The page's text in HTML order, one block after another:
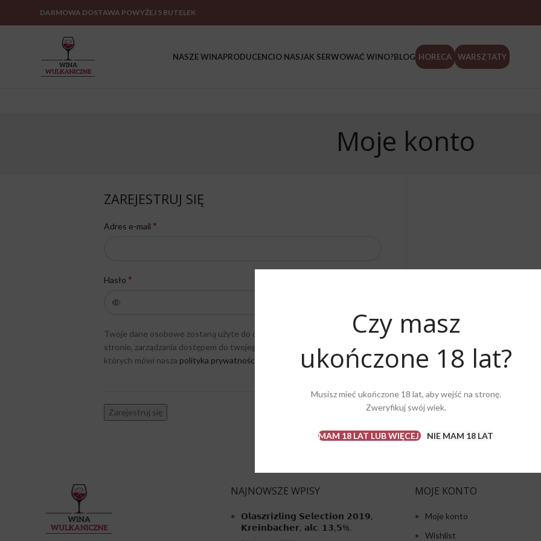
Czy masz
ukończone 18 lat?
Musisz mieć ukończone 18 lat, aby wejść na stronę.
Zweryfikuj swój wiek.
MAM 18 LAT LUB WIĘCEJ NIE MAM 18 LAT
DARMOWA DOSTAWA POWYŻEJ 5 BUTELEK
NASZE WINAPRODUCENCIO NASJAK SERWOWAĆ WINO?BLOG HORECA WARSZTATY
Moje konto
ZAREJESTRUJ SIĘ
Adres e-mail *
Hasło *
Twoje dane osobowe zostaną użyte do obsługi twojej wizyty na naszej
stronie, zarządzania dostępem do twojego konta i dla innych celów o
których mówi nasza polityka prywatności
Zarejestruj się
NAJNOWSZE WPISY
𝗢𝗹𝗮𝘀𝘇𝗿𝗶𝘇𝗹𝗶𝗻𝗴 𝗦𝗲𝗹𝗲𝗰𝘁𝗶𝗼𝗻 𝟮𝟬𝟭𝟵,
𝗞𝗿𝗲𝗶𝗻𝗯𝗮𝗰𝗵𝗲𝗿, 𝗮𝗹𝗰. 𝟭𝟯,𝟱%.
MOJE KONTO
Moje konto
Wishlist